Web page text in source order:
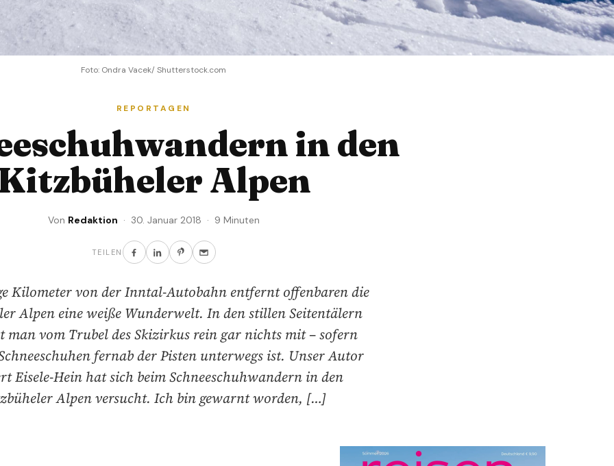
Foto: Ondra Vacek/ Shutterstock.com
REPORTAGEN
in den
Alpen
Von Redaktion · 30. Januar 2018 · 9 Minuten
TEILEN
Kilometer von der Inntal-Autobahn entfernt offenbaren die
Alpen eine weiße Wunderwelt. In den stillen Seitentälern
man vom Trubel des Skizirkus rein gar nichts mit – sofern
fernab der Pisten unterwegs ist. Unser Autor
Eisele-Hein hat sich beim Schneeschuhwandern in den
Alpen versucht. Ich bin gewarnt worden, […]